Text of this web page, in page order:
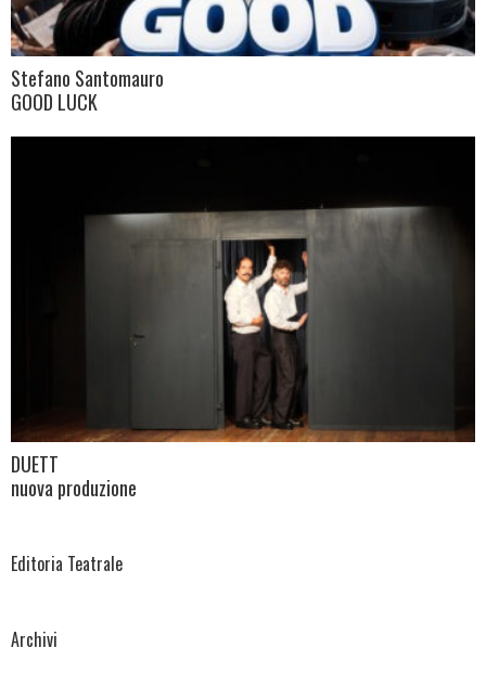
Stefano Santomauro
GOOD LUCK
DUETT
nuova produzione
Editoria Teatrale
Archivi